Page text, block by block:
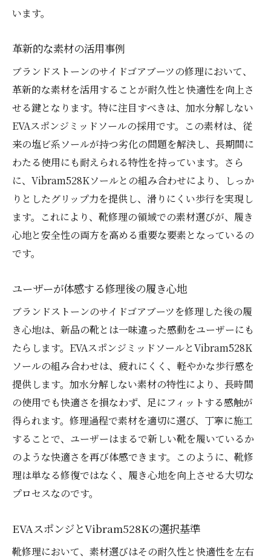
います。
革新的な素材の活用事例
ブランドストーンのサイドゴアブーツの修理において、
革新的な素材を活用することが耐久性と快適性を向上さ
せる鍵となります。特に注目すべきは、加水分解しない
EVAスポンジミッドソールの採用です。この素材は、従
来の塩ビ系ソールが持つ劣化の問題を解決し、長期間に
わたる使用にも耐えられる特性を持っています。さら
に、Vibram528Kソールとの組み合わせにより、しっか
りとしたグリップ力を提供し、滑りにくい歩行を実現し
ます。これにより、靴修理の領域での素材選びが、履き
心地と安全性の両方を高める重要な要素となっているの
です。
ユーザーが体感する修理後の履き心地
ブランドストーンのサイドゴアブーツを修理した後の履
き心地は、新品の靴とは一味違った感動をユーザーにも
たらします。EVAスポンジミッドソールとVibram528K
ソールの組み合わせは、疲れにくく、軽やかな歩行感を
提供します。加水分解しない素材の特性により、長時間
の使用でも快適さを損なわず、足にフィットする感触が
得られます。修理過程で素材を適切に選び、丁寧に施工
することで、ユーザーはまるで新しい靴を履いているか
のような快適さを再び体感できます。このように、靴修
理は単なる修復ではなく、履き心地を向上させる大切な
プロセスなのです。
EVAスポンジとVibram528Kの選択基準
靴修理において、素材選びはその耐久性と快適性を左右